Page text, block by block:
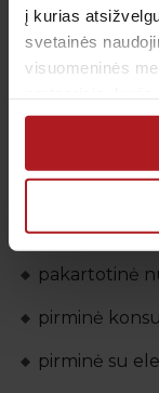
į kurias
svetainės
visuomeninės
arba naudojant
Kokias
kardiologas?
Vaikų
klinikose
pirminė
pakartotinė
pakartotinė
pirminė
pirminė su